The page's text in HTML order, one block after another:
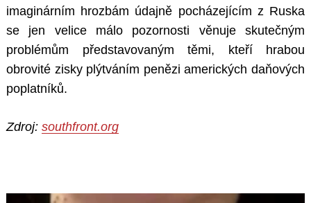
imaginárním hrozbám údajně pocházejícím z Ruska
se jen velice málo pozornosti věnuje skutečným
problémům představovaným těmi, kteří hrabou
obrovité zisky plýtváním penězi amerických daňových
poplatníků.
Zdroj: southfront.org